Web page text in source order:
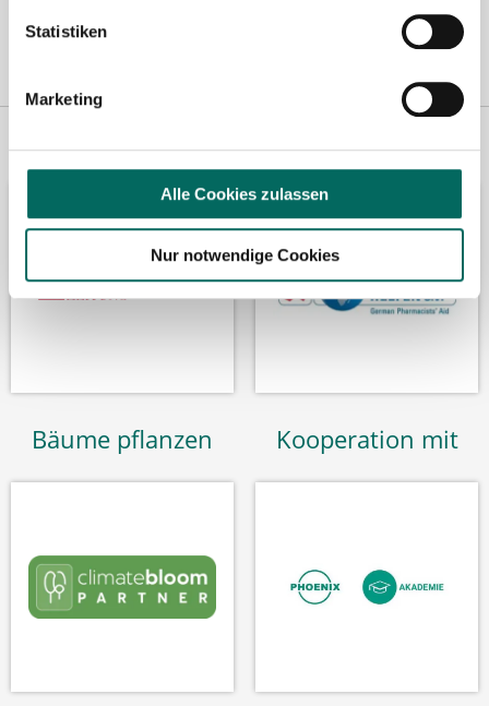
Statistiken
Marketing
Alle Cookies zulassen
Nur notwendige Cookies
Bäume pflanzen Kooperation mit